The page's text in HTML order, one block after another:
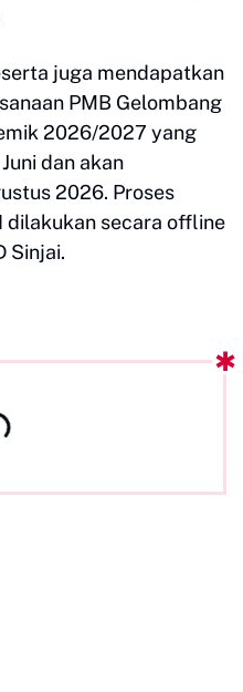
juga mendapatkan
PMB Gelombang
2026/2027 yang
dan akan
2026. Proses
dilakukan secara offline
Sinjai.